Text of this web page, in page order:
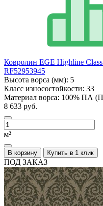
Ковролин EGE Highline
RF52953945
Высота ворса (мм): 5
Класс износостойкости: 33
Материал ворса: 100% ПА
8 633 руб.
м²
В корзину Купить в 1 клик
ПОД ЗАКАЗ